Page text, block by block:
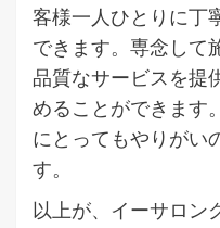
客様一人ひとりに丁
できます。専念して
品質なサービスを提
めることができます
にとってもやりがい
す。
以上が、イーサロン